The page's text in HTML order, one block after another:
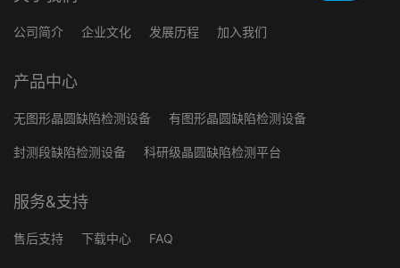
公司简介 企业文化 发展历程 加入我们
产品中心
无图形晶圆缺陷检测设备 有图形晶圆缺陷检测设备
封测段缺陷检测设备 科研级晶圆缺陷检测平台
服务&支持
售后支持 下载中心 FAQ